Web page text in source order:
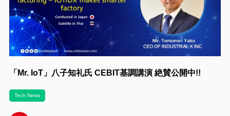
「Mr. IoT」八子知礼氏 CEBIT基調講演 絶賛公開中!!
Tech News